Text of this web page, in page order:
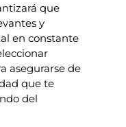
que
y
en constante
asegurarse de
que te
del